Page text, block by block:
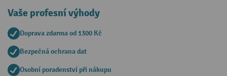
Vaše profesní výhody
Doprava zdarma od 1300 Kč
Bezpečná ochrana dat
Osobní poradenství při nákupu